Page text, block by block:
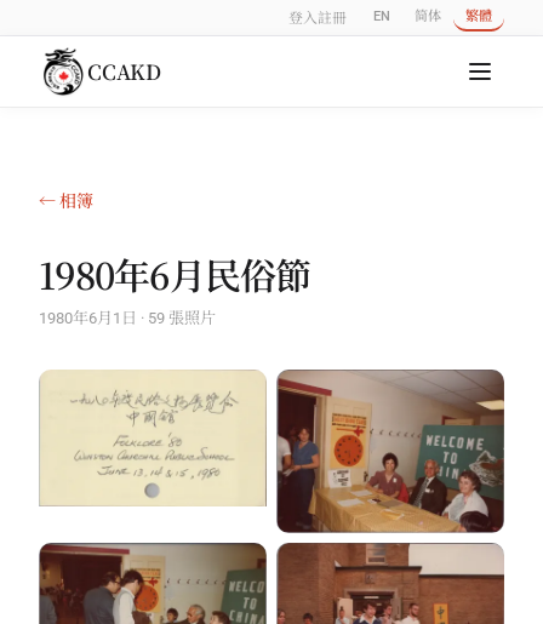
登入 註冊 EN 简体 繁體
CCAKD
← 相簿
1980年6月民俗節
1980年6月1日 · 59 張照片